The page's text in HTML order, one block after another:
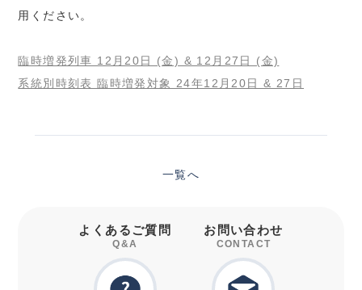
用ください。
臨時増発列車 12月20日 (金) & 12月27日 (金)
系統別時刻表 臨時増発対象 24年12月20日 & 27日
一覧へ
よくあるご質問
Q&A
お問い合わせ
CONTACT